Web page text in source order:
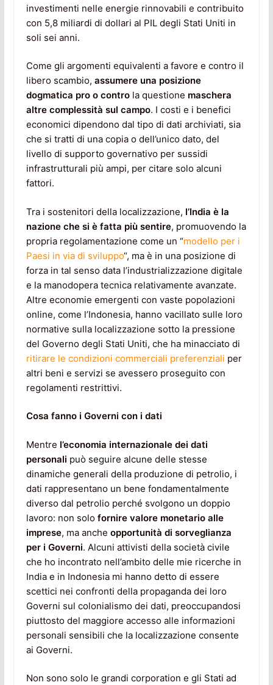
investimenti nelle energie rinnovabili e contribuito
con 5,8 miliardi di dollari al PIL degli Stati Uniti in
soli sei anni.
Come gli argomenti equivalenti a favore e contro il
libero scambio, assumere una posizione
dogmatica pro o controla questione maschera
altre complessità sul campo. I costi e i benefici
economici dipendono dal tipo di dati archiviati, sia
che si tratti di una copia o dell’unico dato, del
livello di supporto governativo per sussidi
infrastrutturali più ampi, per citare solo alcuni
fattori.
Tra i sostenitori della localizzazione, l’India è la
nazione che si è fatta più sentire, promuovendo la
propria regolamentazione come un “modello per i
Paesi in via di sviluppo“, ma è in una posizione di
forza in tal senso data l’industrializzazione digitale
e la manodopera tecnica relativamente avanzate.
Altre economie emergenti con vaste popolazioni
online, come l’Indonesia, hanno vacillato sulle loro
normative sulla localizzazione sotto la pressione
del Governo degli Stati Uniti, che ha minacciato di
ritirare le condizioni commerciali preferenziali per
altri beni e servizi se avessero proseguito con
regolamenti restrittivi.
Cosa fanno i Governi con i dati
Mentre l’economia internazionale dei dati
personali può seguire alcune delle stesse
dinamiche generali della produzione di petrolio, i
dati rappresentano un bene fondamentalmente
diverso dal petrolio perché svolgono un doppio
lavoro: non solo fornire valore monetario alle
imprese, ma anche opportunità di sorveglianza
per i Governi. Alcuni attivisti della società civile
che ho incontrato nell’ambito delle mie ricerche in
India e in Indonesia mi hanno detto di essere
scettici nei confronti della propaganda dei loro
Governi sul colonialismo dei dati, preoccupandosi
piuttosto del maggiore accesso alle informazioni
personali sensibili che la localizzazione consente
ai Governi.
Non sono solo le grandi corporation e gli Stati ad